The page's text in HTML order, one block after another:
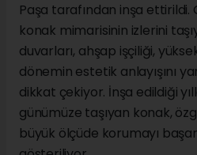
Paşa tarafından inşa ettirildi.
konak mimarisinin izlerini
duvarları, ahşap işçiliği,
dönemin estetik anlayışını
dikkat çekiyor. İnşa edildiği
günümüze taşıyan konak,
büyük ölçüde korumayı